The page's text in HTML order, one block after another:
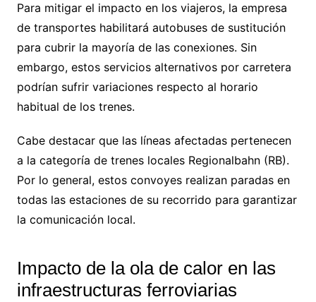
Para mitigar el impacto en los viajeros, la empresa
de transportes habilitará autobuses de sustitución
para cubrir la mayoría de las conexiones. Sin
embargo, estos servicios alternativos por carretera
podrían sufrir variaciones respecto al horario
habitual de los trenes.
Cabe destacar que las líneas afectadas pertenecen
a la categoría de trenes locales Regionalbahn (RB).
Por lo general, estos convoyes realizan paradas en
todas las estaciones de su recorrido para garantizar
la comunicación local.
Impacto de la ola de calor en las
infraestructuras ferroviarias